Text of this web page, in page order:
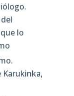
lo
Karukinka,